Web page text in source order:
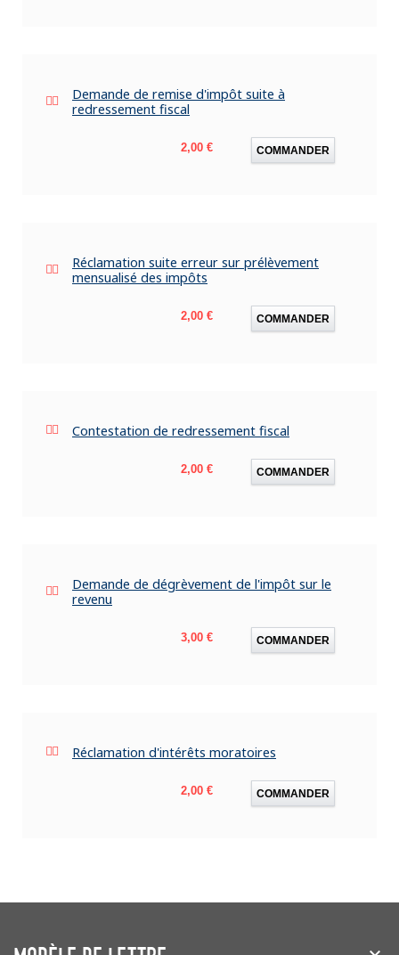
Demande de remise d'impôt suite à
redressement fiscal
Prix
2,00 € COMMANDER
Réclamation suite erreur sur prélèvement
mensualisé des impôts
Prix
2,00 € COMMANDER
Contestation de redressement fiscal
Prix
2,00 € COMMANDER
Demande de dégrèvement de l'impôt sur le
revenu
Prix
3,00 € COMMANDER
Réclamation d'intérêts moratoires
Prix
2,00 € COMMANDER